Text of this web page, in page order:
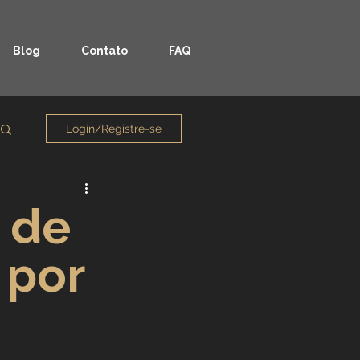
Blog Contato FAQ
Login/Registre-se